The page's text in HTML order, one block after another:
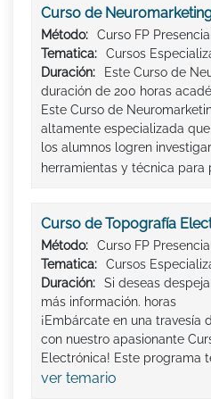
Curso de
Método:
Curso FP
Tematica:
Cursos
Duración:
Este Curso de
duración de 200 horas
Este Curso de
altamente especializada
los alumnos logren
herramientas y técnica para
Curso de Topografía
Método:
Curso FP
Tematica:
Cursos
Duración:
Si deseas
más información. horas
¡Embárcate en una travesía
con nuestro apasionante
Electrónica! Este programa
ver temario